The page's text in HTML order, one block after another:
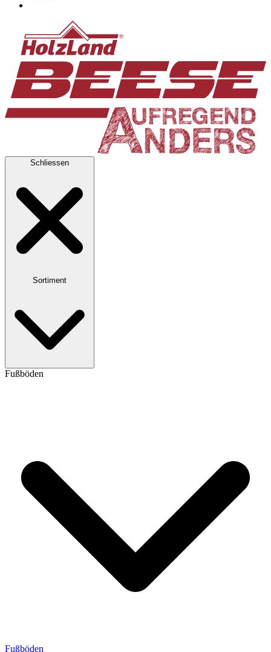
Schliessen
Sortiment
Fußböden
Fußböden